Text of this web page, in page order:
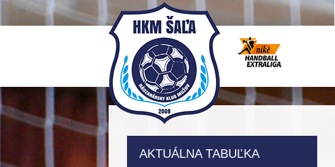
AKTUÁLNA TABUĽKA